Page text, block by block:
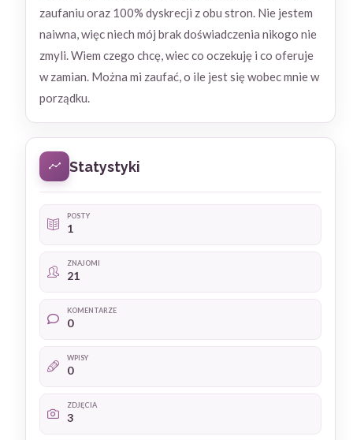
zaufaniu oraz 100% dyskrecji z obu stron. Nie jestem
naiwna, więc niech mój brak doświadczenia nikogo nie
zmyli. Wiem czego chcę, wiec co oczekuję i co oferuje
w zamian. Można mi zaufać, o ile jest się wobec mnie w
porządku.
Statystyki
POSTY
1
ZNAJOMI
21
KOMENTARZE
0
WPISY
0
ZDJĘCIA
3